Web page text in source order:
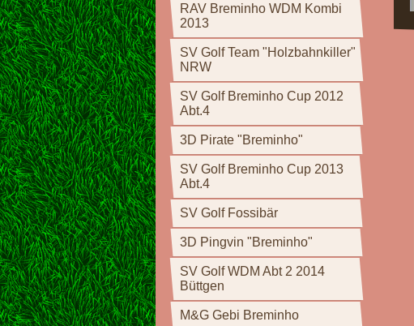
RAV Breminho WDM Kombi
2013
SV Golf Team "Holzbahnkiller"
NRW
SV Golf Breminho Cup 2012
Abt.4
3D Pirate "Breminho"
SV Golf Breminho Cup 2013
Abt.4
SV Golf Fossibär
3D Pingvin "Breminho"
SV Golf WDM Abt 2 2014
Büttgen
M&G Gebi Breminho